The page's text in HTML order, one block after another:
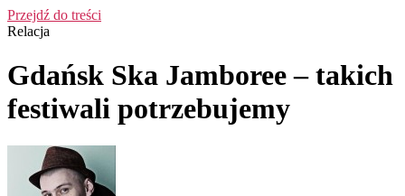
Przejdź do treści
Relacja
Gdańsk Ska Jamboree – takich
festiwali potrzebujemy